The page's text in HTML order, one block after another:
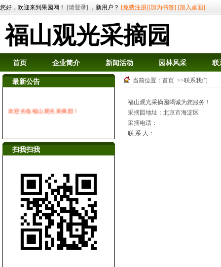
您好，欢迎来到果园网！ [请登录] ，新用户？ [免费注册][加为书签] [加入桌面]
福山观光采摘园
首页 企业简介 新闻活动 园林风采 联
当前位置： 首页 >>联系我们
福山观光采摘园竭诚为您服务！
采摘园地址：北京市海淀区
采摘电话：
联 系 人：
最新公告
欢迎光临福山观光采摘园！
扫我扫我